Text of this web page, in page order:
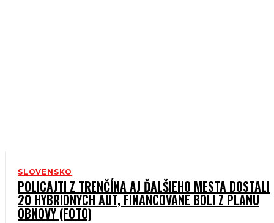
SLOVENSKO
POLICAJTI Z TRENČÍNA AJ ĎALŠIEHO MESTA DOSTALI
20 HYBRIDNÝCH ÁUT, FINANCOVANÉ BOLI Z PLÁNU
OBNOVY (FOTO)